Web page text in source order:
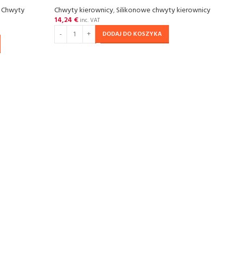
Chwyty
Chwyty kierownicy,Silikonowe chwyty kierownicy
14,24 €inc. VAT
DODAJ DO KOSZYKA